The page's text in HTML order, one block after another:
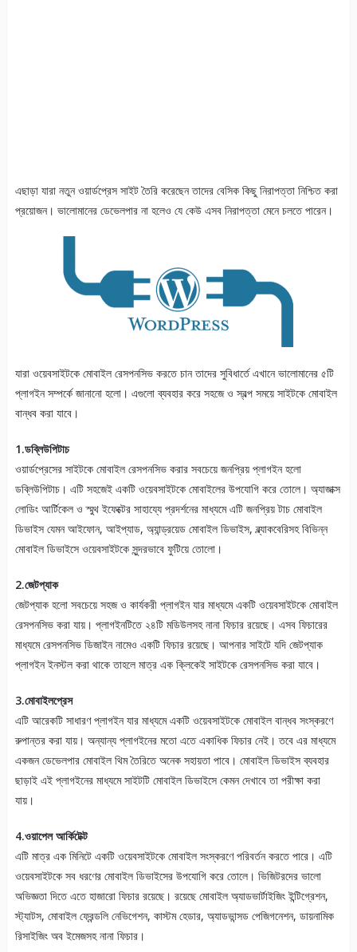
এছাড়া যারা নতুন ওয়ার্ডপ্রেস সাইট তৈরি করেছেন তাদের বেসিক কিছু নিরাপত্তা নিশ্চিত করা
প্রয়োজন। ভালোমানের ডেভেলপার না হলেও যে কেউ এসব নিরাপত্তা মেনে চলতে পারেন।
যারা ওয়েবসাইটকে মোবাইল রেসপনসিভ করতে চান তাদের সুবিধার্তে এখানে ভালোমানের ৫টি
প্লাগইন সম্পর্কে জানানো হলো। এগুলো ব্যবহার করে সহজে ও স্বল্প সময়ে সাইটকে মোবাইল
বান্ধব করা যাবে।
1.ডব্লিউপিটাচ
ওয়ার্ডপ্রেসের সাইটকে মোবাইল রেসপনসিভ করার সবচেয়ে জনপ্রিয় প্লাগইন হলো
ডব্লিউপিটাচ। এটি সহজেই একটি ওয়েবসাইটকে মোবাইলের উপযোগি করে তোলে। অ্যাজাক্স
লোডিং আর্টিকেল ও স্মুথ ইফেক্টের সাহায্যে প্রদর্শনের মাধ্যমে এটি জনপ্রিয় টাচ মোবাইল
ডিভাইস যেমন আইফোন, আইপ্যাড, অ্যান্ড্রয়েড মোবাইল ডিভাইস, ব্ল্যাকবেরিসহ বিভিন্ন
মোবাইল ডিভাইসে ওয়েবসাইটকে সুন্দরভাবে ফুটিয়ে তোলো।
2.জেটপ্যাক
জেটপ্যাক হলো সবচেয়ে সহজ ও কার্যকরী প্লাগইন যার মাধ্যমে একটি ওয়েবসাইটকে মোবাইল
রেসপনসিভ করা যায়। প্লাগইনটিতে ২৪টি মডিউলসহ নানা ফিচার রয়েছে। এসব ফিচারের
মাধ্যমে রেসপনসিভ ডিজাইন নামেও একটি ফিচার রয়েছে। আপনার সাইটে যদি জেটপ্যাক
প্লাগইন ইনস্টল করা থাকে তাহলে মাত্র এক ক্লিকেই সাইটকে রেসপনসিভ করা যাবে।
3.মোবাইলপ্রেস
এটি আরেকটি সাধারণ প্লাগইন যার মাধ্যমে একটি ওয়েবসাইটকে মোবাইল বান্ধব সংস্করণে
রুপান্তর করা যায়। অন্যান্য প্লাগইনের মতো এতে একাধিক ফিচার নেই। তবে এর মাধ্যমে
একজন ডেভেলপার মোবাইল থিম তৈরিতে অনেক সহায়তা পাবে। মোবাইল ডিভাইস ব্যবহার
ছাড়াই এই প্লাগইনের মাধ্যমে সাইটটি মোবাইল ডিভাইসে কেমন দেখাবে তা পরীক্ষা করা
যায়।
4.ওয়াপেল আর্কিটেক্ট
এটি মাত্র এক মিনিটে একটি ওয়েবসাইটকে মোবাইল সংস্করণে পরিবর্তন করতে পারে। এটি
ওয়েবসাইটকে সব ধরণের মোবাইল ডিভাইসের উপযোগি করে তোলে। ভিজিটরদের ভালো
অভিজ্ঞতা দিতে এতে হাজারো ফিচার রয়েছে। রয়েছে মোবাইল অ্যাডভার্টাইজিং ইন্টিগ্রেশন,
স্ট্যাটস, মোবাইল ফ্রেন্ডলি নেভিগেশন, কাস্টম হেডার, অ্যাডভান্সড পেজিগনেশন, ডায়নামিক
রিসাইজিং অব ইমেজসহ নানা ফিচার।